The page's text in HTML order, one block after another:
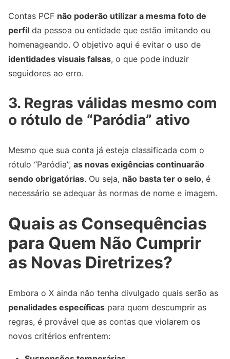
Contas PCF não poderão utilizar a mesma foto de
perfil da pessoa ou entidade que estão imitando ou
homenageando. O objetivo aqui é evitar o uso de
identidades visuais falsas, o que pode induzir
seguidores ao erro.
3. Regras válidas mesmo com
o rótulo de “Paródia” ativo
Mesmo que sua conta já esteja classificada com o
rótulo “Paródia”, as novas exigências continuarão
sendo obrigatórias. Ou seja, não basta ter o selo, é
necessário se adequar às normas de nome e imagem.
Quais as Consequências
para Quem Não Cumprir
as Novas Diretrizes?
Embora o X ainda não tenha divulgado quais serão as
penalidades específicas para quem descumprir as
regras, é provável que as contas que violarem os
novos critérios enfrentem: